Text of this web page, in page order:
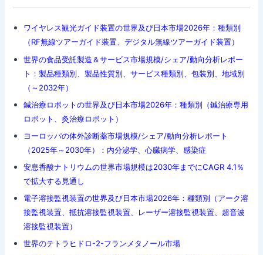
ワイヤレス観光ガイド装置の世界及び日本市場2026年：種類別
（RF無線ツアーガイド装置、デジタル無線ツアーガイド装置）
世界の食品受託製造＆サービス市場規模/シェア/動向分析レポー
ト：製品種類別、製品性質別、サービス種類別、包装別、地域別
（～2032年）
鍼治療ロボットの世界及び日本市場2026年：種類別（鍼治療専用
ロボット、灸治療ロボット）
ヨーロッパの体外診断薬市場規模/シェア/動向分析レポート
（2025年～2030年）：内分泌学、心臓病学、感染症
安息香酸ナトリウムの世界市場規模は2030年までにCAGR 4.1％
で拡大する見通し
電子溶接監視装置の世界及び日本市場2026年：種類別（アーク溶
接監視装置、抵抗溶接監視装置、レーザー溶接監視装置、超音波
溶接監視装置）
世界のテトラヒドロ-2-フランメタノール市場